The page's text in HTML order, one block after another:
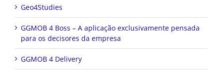
Geo4Studies
GGMOB 4 Boss – A aplicação exclusivamente pensada
para os decisores da empresa
GGMOB 4 Delivery